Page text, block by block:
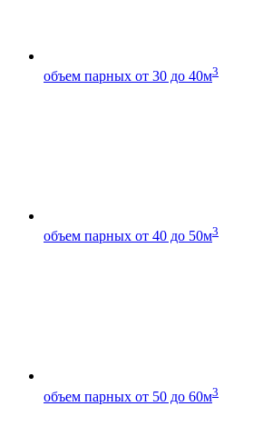
объем парных от 30 до 40м3
объем парных от 40 до 50м3
объем парных от 50 до 60м3